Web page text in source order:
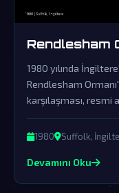
Rendlesham
1980 yılında
Rendlesham
karşılaşması, resmi
örtbasın ürünüdür.
yerinde bulunan
1980 Suffolk,
Devamını Oku